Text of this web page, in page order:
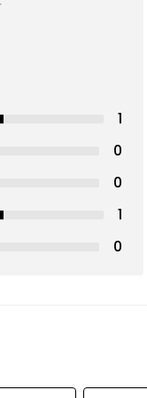
1
0
0
1
0